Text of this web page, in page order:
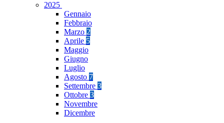
2025
Gennaio
Febbraio
Marzo 2
Aprile 5
Maggio
Giugno
Luglio
Agosto 7
Settembre 3
Ottobre 3
Novembre
Dicembre